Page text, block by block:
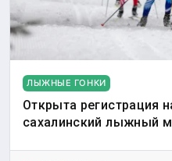
ЛЫЖНЫЕ ГОНКИ
Открыта регистрация
сахалинский лыжный